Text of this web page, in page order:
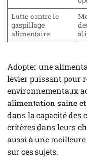
Lutte contre le
gaspillage
alimentaire
Adopter une
levier puissant pour
environnementaux
alimentation saine et
dans la capacité des
critères dans leurs
aussi à une
sur ces sujets.